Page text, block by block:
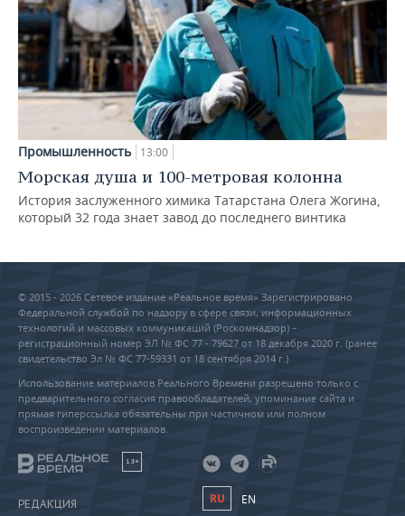
Промышленность 13:00
Морская душа и 100-метровая колонна
История заслуженного химика Татарстана Олега Жогина,
который 32 года знает завод до последнего винтика
© 2015 - 2026 Сетевое издание «Реальное время» Зарегистрировано
Федеральной службой по надзору в сфере связи, информационных
технологий и массовых коммуникаций (Роскомнадзор) –
регистрационный номер ЭЛ № ФС 77 - 79627 от 18 декабря 2020 г. (ранее
свидетельство Эл № ФС 77-59331 от 18 сентября 2014 г.)
Использование материалов Реального Времени разрешено только с
предварительного согласия правообладателей, упоминание сайта и
прямая гиперссылка обязательны при частичном или полном
воспроизведении материалов.
18+
РЕДАКЦИЯ RU EN